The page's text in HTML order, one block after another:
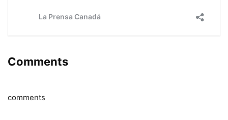
Comments
comments